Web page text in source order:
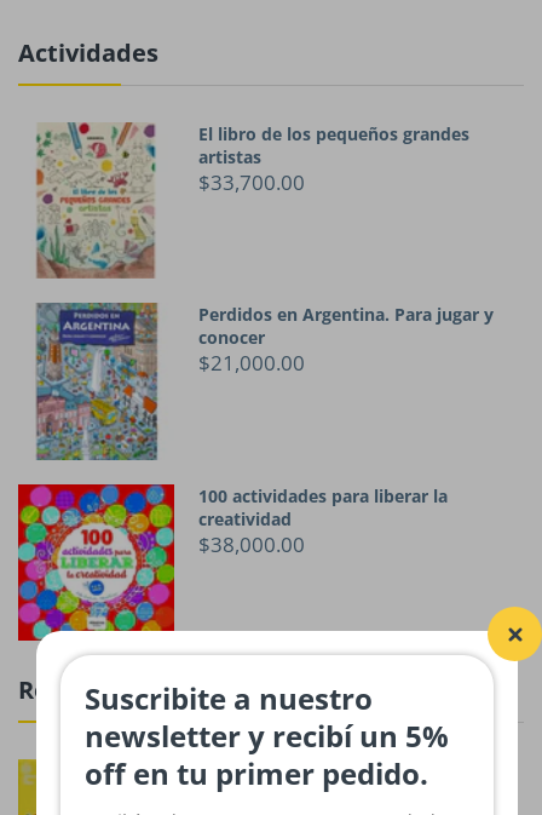
Actividades
El libro de los pequeños grandes
artistas
$33,700.00
Perdidos en Argentina. Para jugar y
conocer
$21,000.00
100 actividades para liberar la
creatividad
$38,000.00
Rompecabezas
Rompecabezas Provincias Argentinas
Suscribite a nuestro
newsletter y recibí un 5%
off en tu primer pedido.